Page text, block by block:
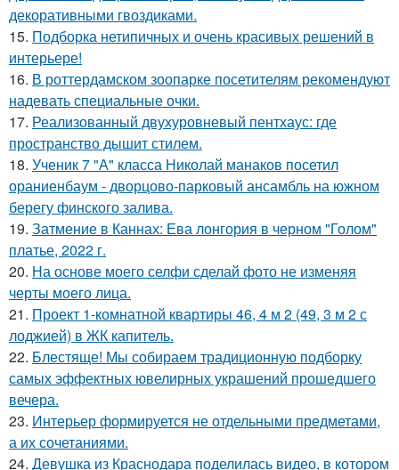
декоративными гвоздиками.
15. Подборка нетипичных и очень красивых решений в
интерьере!
16. В роттердамском зоопарке посетителям рекомендуют
надевать специальные очки.
17. Реализованный двухуровневый пентхаус: где
пространство дышит стилем.
18. Ученик 7 "А" класса Николай манаков посетил
ораниенбаум - дворцово-парковый ансамбль на южном
берегу финского залива.
19. Затмение в Каннах: Ева лонгория в черном "Голом"
платье, 2022 г.
20. На основе моего селфи сделай фото не изменяя
черты моего лица.
21. Проект 1-комнатной квартиры 46, 4 м 2 (49, 3 м 2 с
лоджией) в ЖК капитель.
22. Блестяще! Мы собираем традиционную подборку
самых эффектных ювелирных украшений прошедшего
вечера.
23. Интерьер формируется не отдельными предметами,
а их сочетаниями.
24. Девушка из Краснодара поделилась видео, в котором